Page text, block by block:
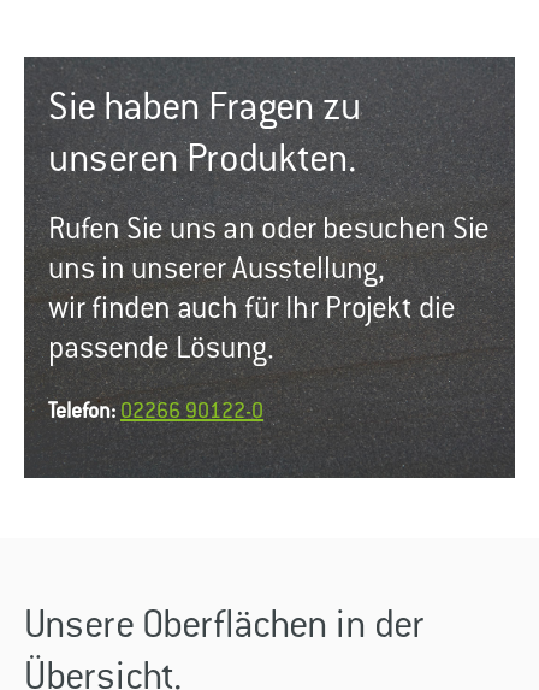
Sie haben Fragen zu
unseren Produkten.
Rufen Sie uns an oder besuchen Sie
uns in unserer Ausstellung,
wir finden auch für Ihr Projekt die
passende Lösung.
Telefon: 02266 90122-0
Unsere Oberflächen in der
Übersicht.